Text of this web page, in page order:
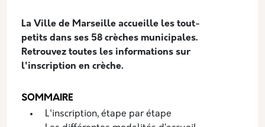
Description
La Ville de Marseille accueille les tout-
petits dans ses 58 crèches municipales.
Retrouvez toutes les informations sur
l'inscription en crèche.
SOMMAIRE
L'inscription, étape par étape